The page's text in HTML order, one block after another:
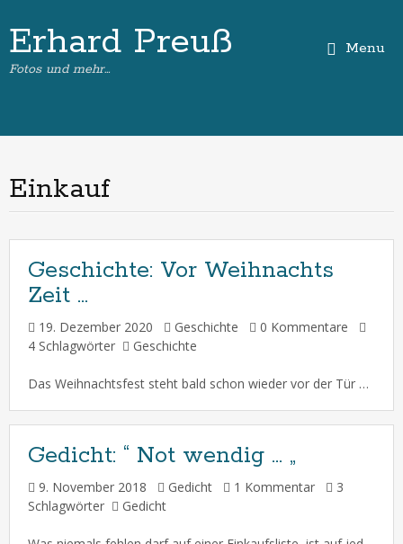
Erhard Preuß
Fotos und mehr…
Menu
Einkauf
Geschichte: Vor Weihnachts
Zeit …
19. Dezember 2020 Geschichte
0 Kommentare
4 Schlagwörter
Geschichte
Das Weihnachtsfest steht bald schon wieder vor der Tür … Also nichts wie raus und die letzten Einkäufe tätigen ! Geschenke sind schon im Sack – aber Lebensmittel und Getränke für die Weihnachtstage stehen noch auf dem Einkaufszettel. Daher auf zum nächsten Supermarkt !!! Nach einem Spurt durch die Regale – der Einkaufswagen ist mittlerweile […]
Gedicht: “ Not wendig … „
9. November 2018 Gedicht 1 Kommentar
3
Schlagwörter
Gedicht